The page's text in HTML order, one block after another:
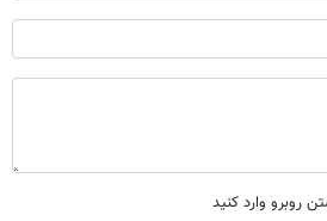
روبرو وارد کنید